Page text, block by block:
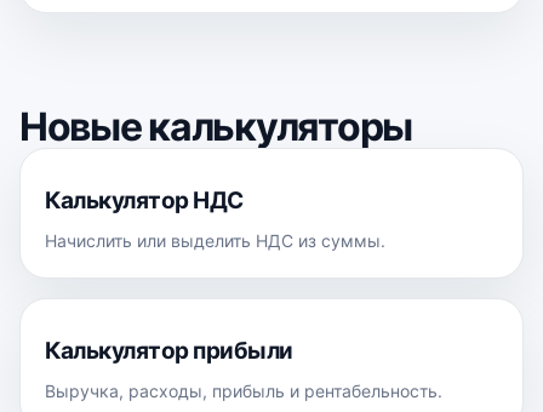
Новые калькуляторы
Калькулятор НДС
Начислить или выделить НДС из суммы.
Калькулятор прибыли
Выручка, расходы, прибыль и рентабельность.